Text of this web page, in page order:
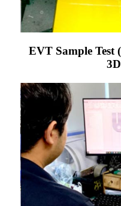
EVT Sample Test